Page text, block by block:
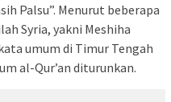
Palsu”. Menurut beberapa
Syria, yakni Meshiha
umum di Timur Tengah
al-Qur’an diturunkan.